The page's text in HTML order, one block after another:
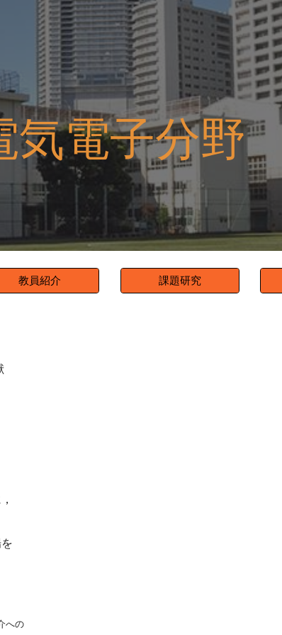
content Skip to navigation
気電子分野
教員紹介 課題研究
への